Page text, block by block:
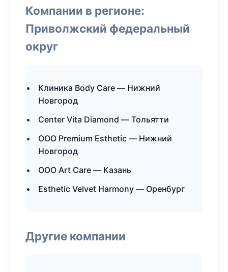
Компании в регионе:
Приволжский федеральный
округ
Клиника Body Care — Нижний
Новгород
Center Vita Diamond — Тольятти
ООО Premium Esthetic — Нижний
Новгород
ООО Art Care — Казань
Esthetic Velvet Harmony — Оренбург
Другие компании